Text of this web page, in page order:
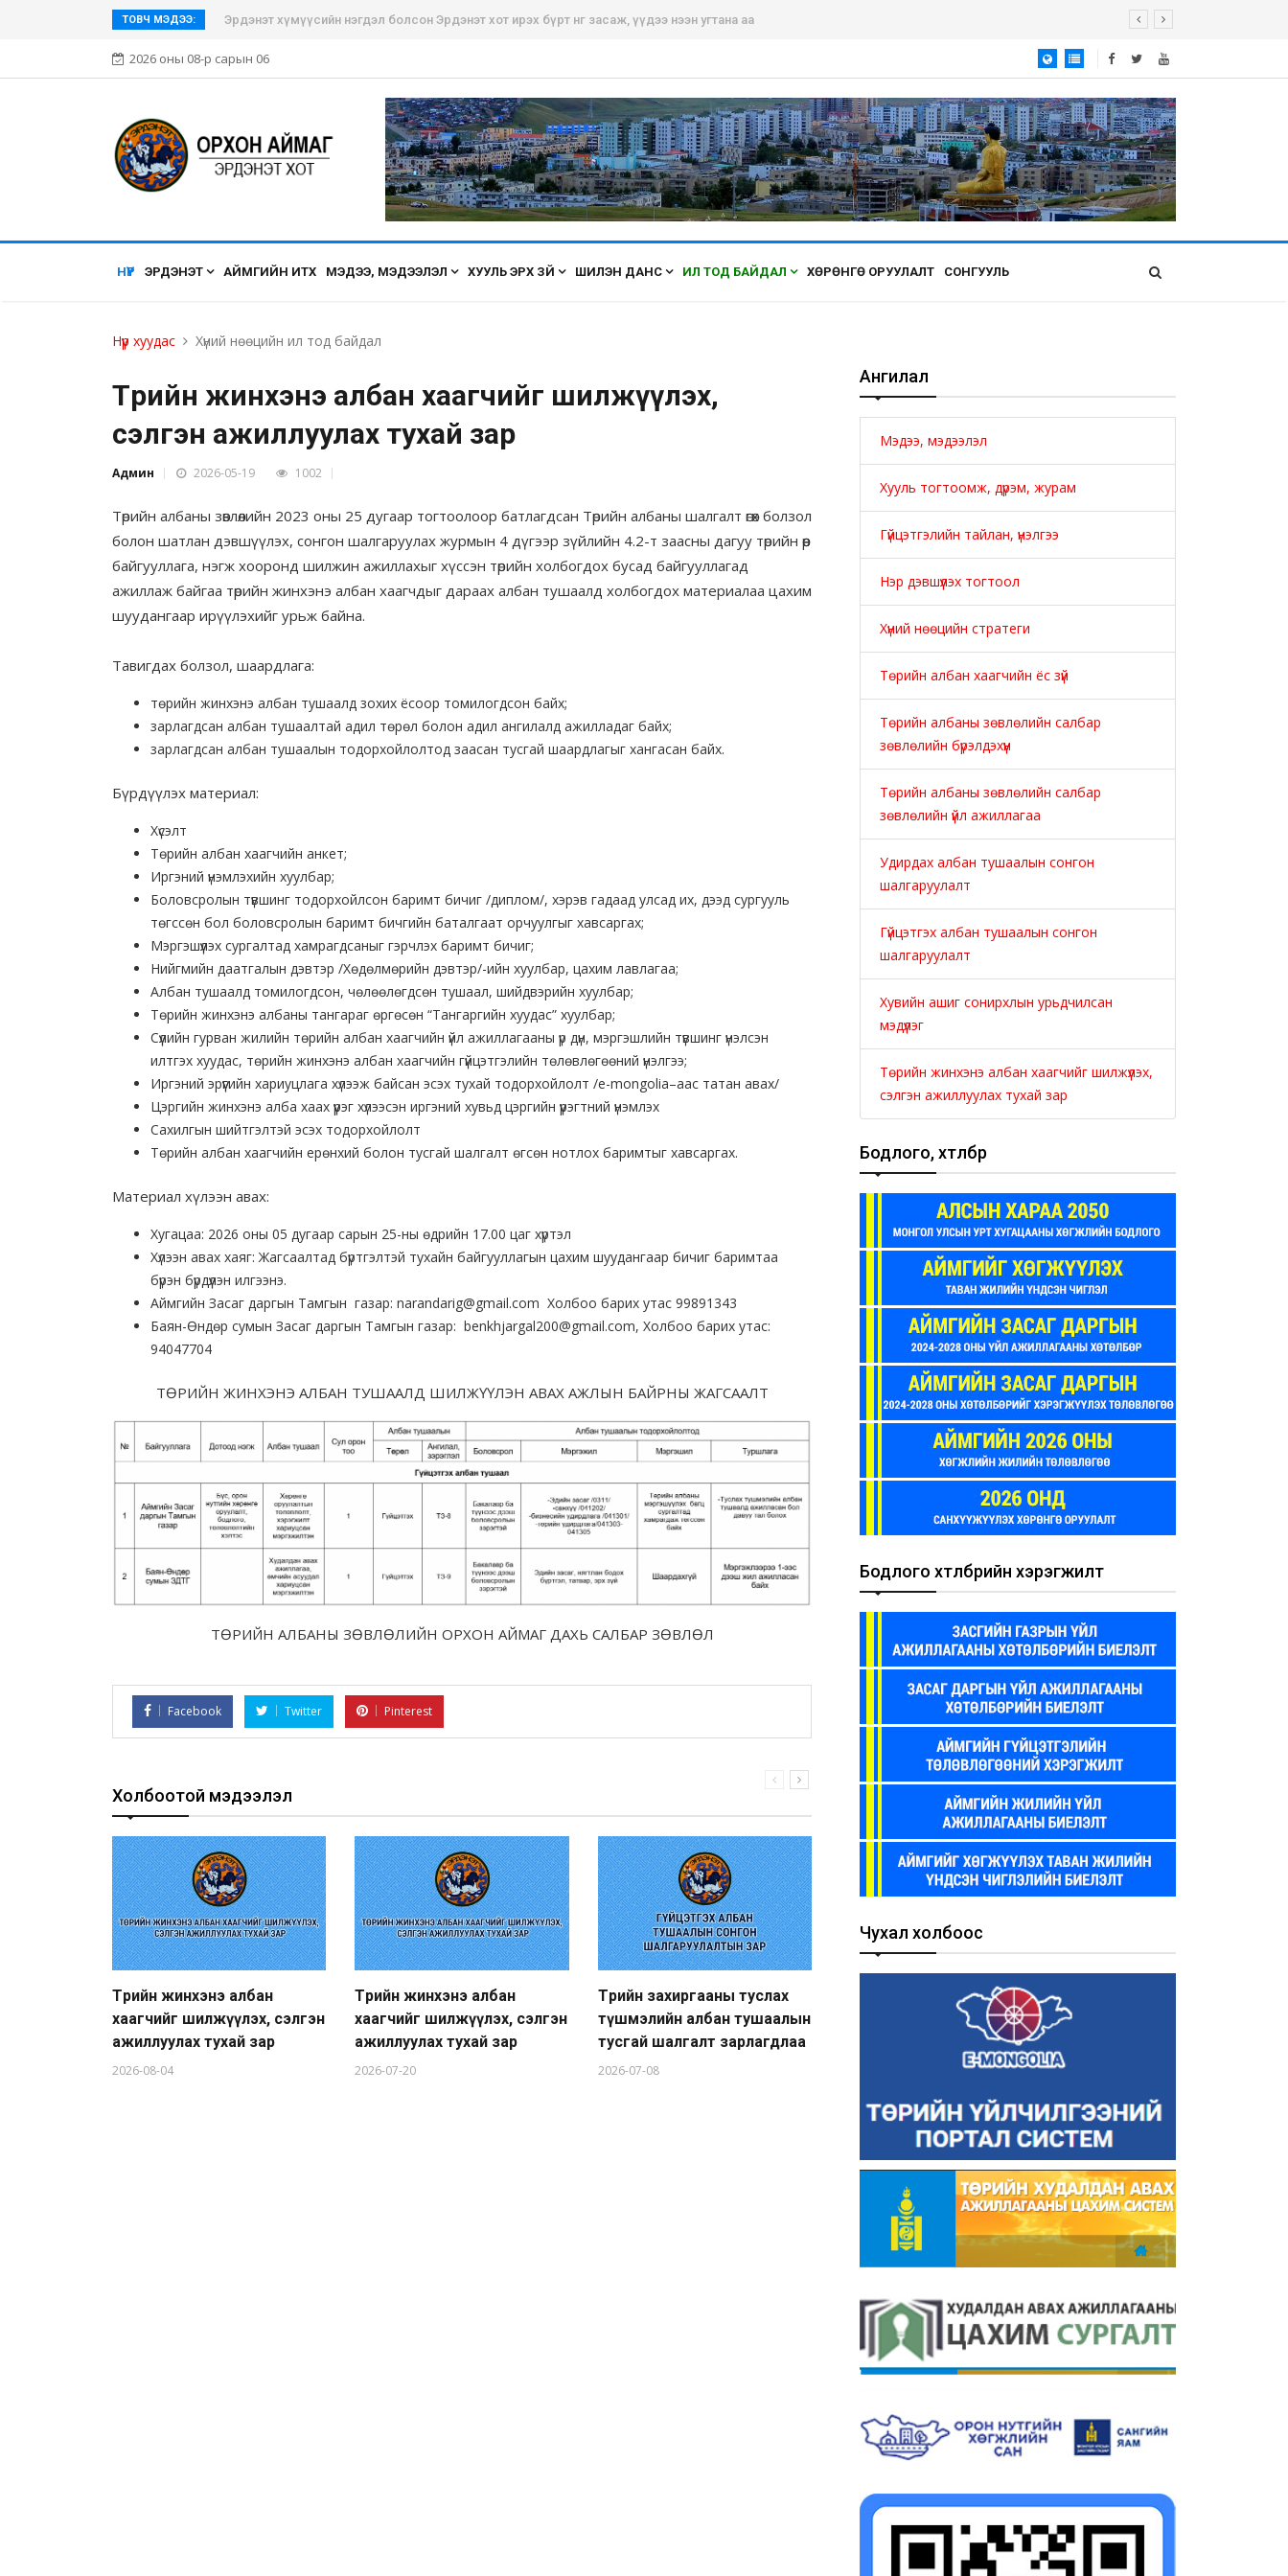
ТОВЧ МЭДЭЭ: Эрдэнэт хүмүүсийн нэгдэл болсон Эрдэнэт хот ирэх бүрт өнгөө засаж, үүдээ нээн угтана аа
2026 оны 08-р сарын 06
НҮҮР ЭРДЭНЭТ АЙМГИЙН ИТХ МЭДЭЭ, МЭДЭЭЛЭЛ ХУУЛЬ ЭРХ ЗҮЙ ШИЛЭН ДАНС ИЛ ТОД БАЙДАЛ ХӨРӨНГӨ ОРУУЛАЛТ СОНГУУЛЬ
Нүүр хуудас Хүний нөөцийн ил тод байдал
Төрийн жинхэнэ албан хаагчийг шилжүүлэх,
сэлгэн ажиллуулах тухай зар
Админ 2026-05-19 1002
Төрийн албаны зөвлөлийн 2023 оны 25 дугаар тогтоолоор батлагдсан Төрийн албаны шалгалт өгөх болзол
болон шатлан дэвшүүлэх, сонгон шалгаруулах журмын 4 дүгээр зүйлийн 4.2-т заасны дагуу төрийн өөр
байгууллага, нэгж хооронд шилжин ажиллахыг хүссэн төрийн холбогдох бусад байгууллагад
ажиллаж байгаа төрийн жинхэнэ албан хаагчдыг дараах албан тушаалд холбогдох материалаа цахим
шуудангаар ирүүлэхийг урьж байна.
Тавигдах болзол, шаардлага:
төрийн жинхэнэ албан тушаалд зохих ёсоор томилогдсон байх;
зарлагдсан албан тушаалтай адил төрөл болон адил ангилалд ажилладаг байх;
зарлагдсан албан тушаалын тодорхойлолтод заасан тусгай шаардлагыг хангасан байх.
Бүрдүүлэх материал:
Хүсэлт
Төрийн албан хаагчийн анкет;
Иргэний үнэмлэхийн хуулбар;
Боловсролын түвшинг тодорхойлсон баримт бичиг /диплом/, хэрэв гадаад улсад их, дээд сургууль
төгссөн бол боловсролын баримт бичгийн баталгаат орчуулгыг хавсаргах;
Мэргэшүүлэх сургалтад хамрагдсаныг гэрчлэх баримт бичиг;
Нийгмийн даатгалын дэвтэр /Хөдөлмөрийн дэвтэр/-ийн хуулбар, цахим лавлагаа;
Албан тушаалд томилогдсон, чөлөөлөгдсөн тушаал, шийдвэрийн хуулбар;
Төрийн жинхэнэ албаны тангараг өргөсөн “Тангаргийн хуудас” хуулбар;
Сүүлийн гурван жилийн төрийн албан хаагчийн үйл ажиллагааны үр дүн, мэргэшлийн түвшинг үнэлсэн
илтгэх хуудас, төрийн жинхэнэ албан хаагчийн гүйцэтгэлийн төлөвлөгөөний үнэлгээ;
Иргэний эрүүгийн хариуцлага хүлээж байсан эсэх тухай тодорхойлолт /e-mongolia–аас татан авах/
Цэргийн жинхэнэ алба хаах үүрэг хүлээсэн иргэний хувьд цэргийн үүрэгтний үнэмлэх
Сахилгын шийтгэлтэй эсэх тодорхойлолт
Төрийн албан хаагчийн ерөнхий болон тусгай шалгалт өгсөн нотлох баримтыг хавсаргах.
Материал хүлээн авах:
Хугацаа: 2026 оны 05 дугаар сарын 25-ны өдрийн 17.00 цаг хүртэл
Хүлээн авах хаяг: Жагсаалтад бүртгэлтэй тухайн байгууллагын цахим шуудангаар бичиг баримтаа
бүрэн бүрдүүлэн илгээнэ.
Аймгийн Засаг даргын Тамгын газар: narandarig@gmail.com Холбоо барих утас 99891343
Баян-Өндөр сумын Засаг даргын Тамгын газар: benkhjargal200@gmail.com, Холбоо барих утас:
94047704
ТӨРИЙН ЖИНХЭНЭ АЛБАН ТУШААЛД ШИЛЖҮҮЛЭН АВАХ АЖЛЫН БАЙРНЫ ЖАГСААЛТ
ТӨРИЙН АЛБАНЫ ЗӨВЛӨЛИЙН ОРХОН АЙМАГ ДАХЬ САЛБАР ЗӨВЛӨЛ
Facebook Twitter Pinterest
Холбоотой мэдээлэл
Төрийн жинхэнэ албан
хаагчийг шилжүүлэх, сэлгэн
ажиллуулах тухай зар
2026-08-04
Төрийн жинхэнэ албан
хаагчийг шилжүүлэх, сэлгэн
ажиллуулах тухай зар
2026-07-20
Төрийн захиргааны туслах
түшмэлийн албан тушаалын
тусгай шалгалт зарлагдлаа
2026-07-08
Төрийн захиргааны
гүйцэтгэх албан тушаалын
тусгай шалгалт зарлагдлаа
Ангилал
Мэдээ, мэдээлэл
Хууль тогтоомж, дүрэм, журам
Гүйцэтгэлийн тайлан, үнэлгээ
Нэр дэвшүүлэх тогтоол
Хүний нөөцийн стратеги
Төрийн албан хаагчийн ёс зүй
Төрийн албаны зөвлөлийн салбар
зөвлөлийн бүрэлдэхүүн
Төрийн албаны зөвлөлийн салбар
зөвлөлийн үйл ажиллагаа
Удирдах албан тушаалын сонгон
шалгаруулалт
Гүйцэтгэх албан тушаалын сонгон
шалгаруулалт
Хувийн ашиг сонирхлын урьдчилсан
мэдүүлэг
Төрийн жинхэнэ албан хаагчийг шилжүүлэх,
сэлгэн ажиллуулах тухай зар
Бодлого, хөтөлбөр
Бодлого хөтөлбөрийн хэрэгжилт
Чухал холбоос